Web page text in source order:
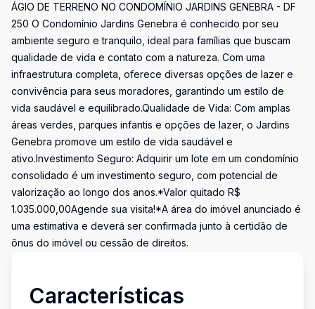
ÁGIO DE TERRENO NO CONDOMÍNIO JARDINS GENEBRA - DF
250 O Condomínio Jardins Genebra é conhecido por seu
ambiente seguro e tranquilo, ideal para famílias que buscam
qualidade de vida e contato com a natureza. Com uma
infraestrutura completa, oferece diversas opções de lazer e
convivência para seus moradores, garantindo um estilo de
vida saudável e equilibrado.Qualidade de Vida: Com amplas
áreas verdes, parques infantis e opções de lazer, o Jardins
Genebra promove um estilo de vida saudável e
ativo.Investimento Seguro: Adquirir um lote em um condomínio
consolidado é um investimento seguro, com potencial de
valorização ao longo dos anos.*Valor quitado R$
1.035.000,00Agende sua visita!*A área do imóvel anunciado é
uma estimativa e deverá ser confirmada junto à certidão de
ônus do imóvel ou cessão de direitos.
Características